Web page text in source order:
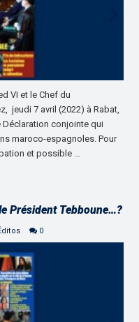
VI et le Chef du
jeudi 7 avril (2022) à Rabat,
Déclaration conjointe qui
maroco-espagnoles. Pour
et possible …
Président Tebboune…?
0